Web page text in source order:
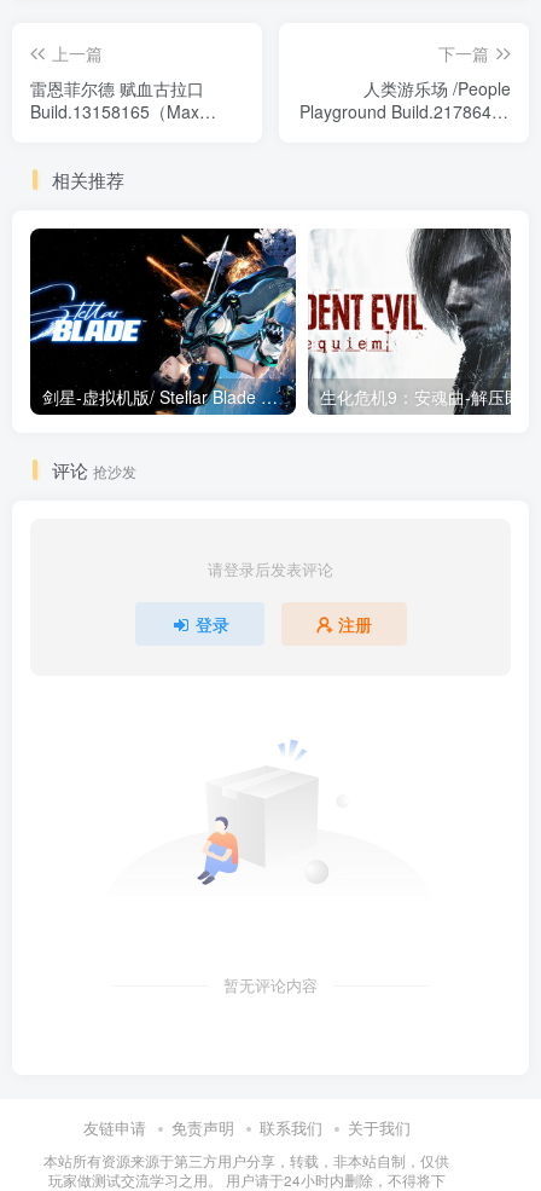
上一篇
雷恩菲尔德 赋血古拉口
Build.13158165（Max
下一篇
人类游乐场 /People
Playground Build.21786479
相关推荐
剑星-虚拟机版/ Stellar Blade v1.4.1|Build.19963153 终极版新补丁 送修改器 免安装中文版
评论 抢沙发
请登录后发表评论
登录 注册
暂无评论内容
友链申请 免责声明 联系我们 关于我们
本站所有资源来源于第三方用户分享，转载，非本站自制，仅供
玩家做测试交流学习之用。 用户请于24小时内删除，不得将下